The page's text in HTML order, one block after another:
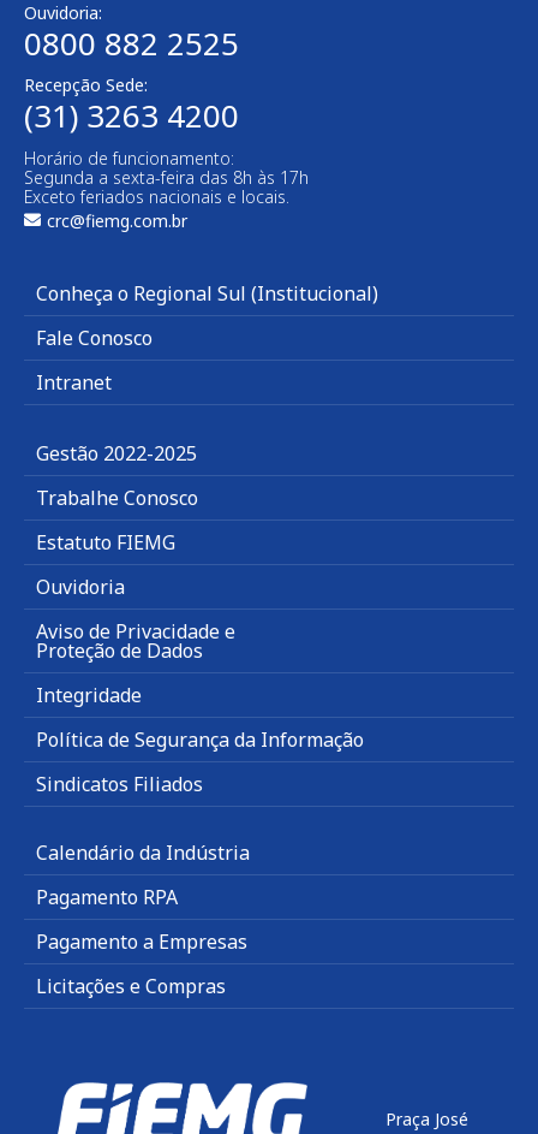
Ouvidoria:
0800 882 2525
Recepção Sede:
(31) 3263 4200
Horário de funcionamento:
Segunda a sexta-feira das 8h às 17h
Exceto feriados nacionais e locais.
crc@fiemg.com.br
Conheça o Regional Sul (Institucional)
Fale Conosco
Intranet
Gestão 2022-2025
Trabalhe Conosco
Estatuto FIEMG
Ouvidoria
Aviso de Privacidade e
Proteção de Dados
Integridade
Política de Segurança da Informação
Sindicatos Filiados
Calendário da Indústria
Pagamento RPA
Pagamento a Empresas
Licitações e Compras
Praça José